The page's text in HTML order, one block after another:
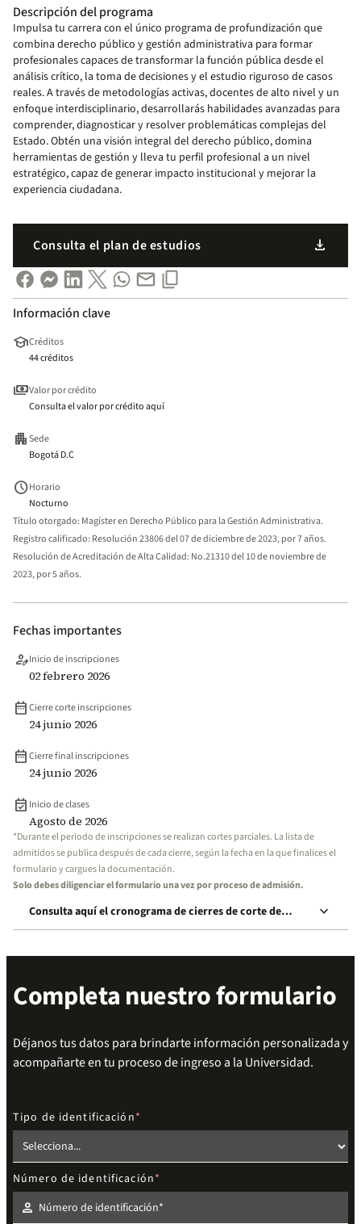
Descripción del programa
Impulsa tu carrera con el único programa de profundización que
combina derecho público y gestión administrativa para formar
profesionales capaces de transformar la función pública desde el
análisis crítico, la toma de decisiones y el estudio riguroso de casos
reales. A través de metodologías activas, docentes de alto nivel y un
enfoque interdisciplinario, desarrollarás habilidades avanzadas para
comprender, diagnosticar y resolver problemáticas complejas del
Estado. Obtén una visión integral del derecho público, domina
herramientas de gestión y lleva tu perfil profesional a un nivel
estratégico, capaz de generar impacto institucional y mejorar la
experiencia ciudadana.
Consulta el plan de estudios download
Información clave
schoolCréditos
44 créditos
paymentsValor por crédito
Consulta el valor por crédito aquí
apartmentSede
Bogotá D.C
scheduleHorario
Nocturno
Título otorgado: Magíster en Derecho Público para la Gestión Administrativa.
Registro calificado: Resolución 23806 del 07 de diciembre de 2023, por 7 años.
Resolución de Acreditación de Alta Calidad: No.21310 del 10 de noviembre de
2023, por 5 años.
Fechas importantes
person_editInicio de inscripciones
02 febrero 2026
date_rangeCierre corte inscripciones
24 junio 2026
date_rangeCierre final inscripciones
24 junio 2026
event_available Inicio de clases
Agosto de 2026
*Durante el periodo de inscripciones se realizan cortes parciales. La lista de
admitidos se publica después de cada cierre, según la fecha en la que finalices el
formulario y cargues la documentación.
Solo debes diligenciar el formulario una vez por proceso de admisión.
Consulta aquí el cronograma de cierres de corte de
inscripción
keyboard_arrow_down
Completa nuestro formulario
Déjanos tus datos para brindarte información personalizada y
acompañarte en tu proceso de ingreso a la Universidad.
Tipo de identificación
Número de identificación